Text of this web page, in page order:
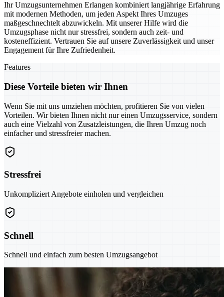
Ihr Umzugsunternehmen Erlangen kombiniert langjährige Erfahrung
mit modernen Methoden, um jeden Aspekt Ihres Umzuges
maßgeschnechtelt abzuwickeln. Mit unserer Hilfe wird die
Umzugsphase nicht nur stressfrei, sondern auch zeit- und
kosteneffizient. Vertrauen Sie auf unsere Zuverlässigkeit und unser
Engagement für Ihre Zufriedenheit.
Features
Diese Vorteile bieten wir Ihnen
Wenn Sie mit uns umziehen möchten, profitieren Sie von vielen
Vorteilen. Wir bieten Ihnen nicht nur einen Umzugsservice, sondern
auch eine Vielzahl von Zusatzleistungen, die Ihren Umzug noch
einfacher und stressfreier machen.
Stressfrei
Unkompliziert Angebote einholen und vergleichen
Schnell
Schnell und einfach zum besten Umzugsangebot